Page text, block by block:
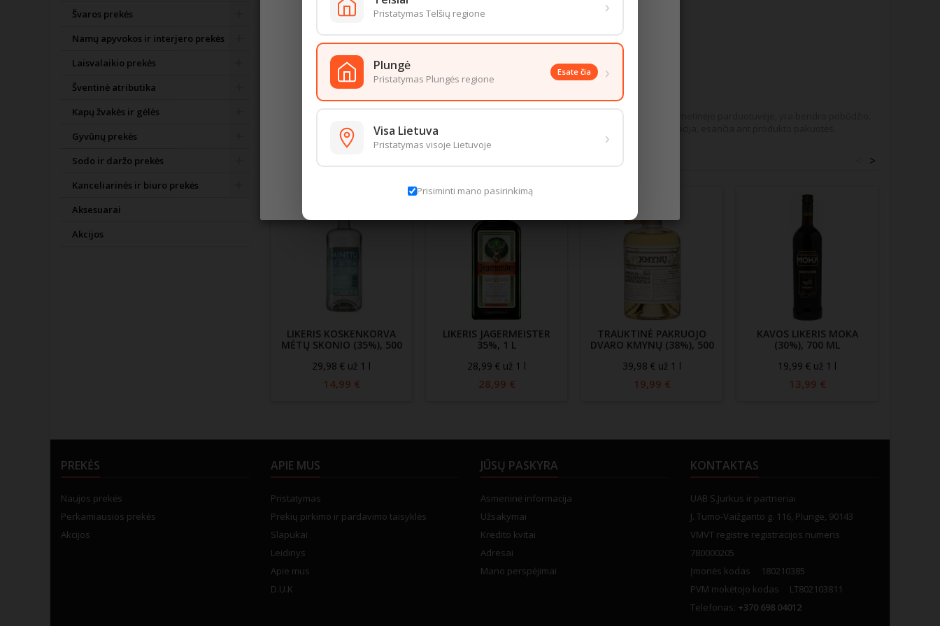
Švaros prekės
Namų apyvokos ir interjero prekės
Laisvalaikio prekės
Šventinė atributika
Kapų žvakės ir gėlės
Gyvūnų prekės
Sodo ir daržo prekės
Kanceliarinės ir biuro prekės
Aksesuarai
Akcijos
PAPILDOMA INFORMACIJA:
Vartodami alkoholį, rizikuojate savo sveikata, šeimos ir visuomenės gerove.
Išsamesnė informacija pateikiama ant produkto pakuotės. Rekomenduojame vadovautis informacija, esančia ant produkto pakuotės.
>
LIKERIS KOSKENKORVA
MĖTŲ SKONIO (35%), 500
29,98 € už 1 l
14,99 €
LIKERIS JAGERMEISTER
35%, 1 L
28,99 € už 1 l
28,99 €
TRAUKTINĖ PAKRUOJO
DVARO KMYNŲ (38%), 500
39,98 € už 1 l
19,99 €
KAVOS LIKERIS MOKA
(30%), 700 ML
19,99 € už 1 l
13,99 €
PREKĖS
Naujos prekės
Perkamiausios prekės
Akcijos
APIE MUS
Pristatymas
Prekių pirkimo ir pardavimo taisyklės
Slapukai
Leidinys
Apie mus
D.U.K
JŪSŲ PASKYRA
Asmeninė informacija
Užsakymai
Kredito kvitai
Adresai
Mano perspėjimai
KONTAKTAS
UAB S.Jurkus ir partneriai
J. Tumo-Vaižganto g. 116, Plunge, 90143
VMVT registre registracijos numeris
780000205
Įmonės kodas 180210385
PVM mokėtojo kodas LT802103811
Telefonas: +370 698 04012
Amžiaus patvirtinimas
Norėdami patekti į šią prekių kategoriją, patvirtinkite, kad esate 20 metų ar vyresnis
Įveskite gimimo metus
Išeiti Patvirtinti
Pristatymas Telšių regione ›
Plungė
Pristatymas Plungės regione
Esate čia ›
Visa Lietuva
Pristatymas visoje Lietuvoje ›
Prisiminti mano pasirinkimą